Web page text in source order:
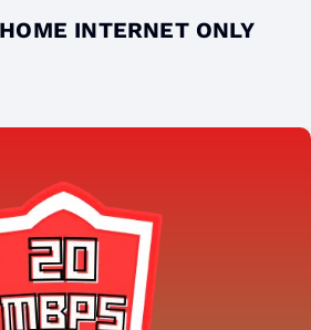
INTERNET ONLY